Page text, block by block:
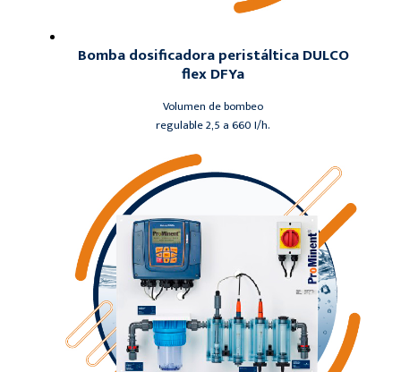
Bomba dosificadora peristáltica DULCO
flex DFYa
Volumen de bombeo
regulable 2,5 a 660 I/h.